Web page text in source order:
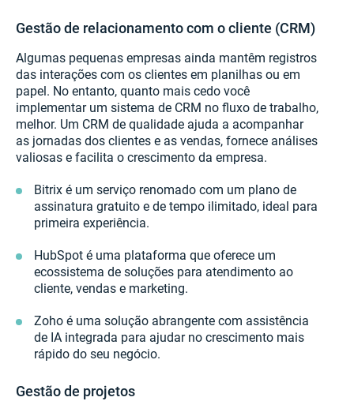
Gestão de relacionamento com o cliente (CRM)
Algumas pequenas empresas ainda mantêm registros
das interações com os clientes em planilhas ou em
papel. No entanto, quanto mais cedo você
implementar um sistema de CRM no fluxo de trabalho,
melhor. Um CRM de qualidade ajuda a acompanhar
as jornadas dos clientes e as vendas, fornece análises
valiosas e facilita o crescimento da empresa.
Bitrix é um serviço renomado com um plano de
assinatura gratuito e de tempo ilimitado, ideal para
primeira experiência.
HubSpot é uma plataforma que oferece um
ecossistema de soluções para atendimento ao
cliente, vendas e marketing.
Zoho é uma solução abrangente com assistência
de IA integrada para ajudar no crescimento mais
rápido do seu negócio.
Gestão de projetos